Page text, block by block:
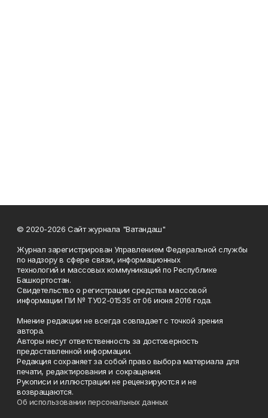
© 2020-2026 Сайт журнала "Ватандаш"
Журнал зарегистрирован Управлением Федеральной службы
по надзору в сфере связи, информационных
технологий и массовых коммуникаций по Республике
Башкортостан.
Свидетельство о регистрации средства массовой
информации ПИ № ТУ02-01535 от 06 июня 2016 года.
Мнение редакции не всегда совпадает с точкой зрения
автора.
Авторы несут ответственность за достоверность
предоставленной информации.
Редакция сохраняет за собой право выбора материала для
печати, редактирования и сокращения.
Рукописи и иллюстрации не рецензируются и не
возвращаются.
Об использовании персональных данных